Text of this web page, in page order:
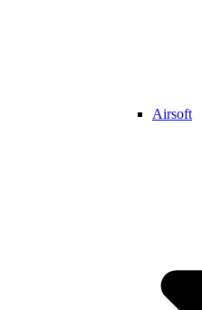
Airsoft